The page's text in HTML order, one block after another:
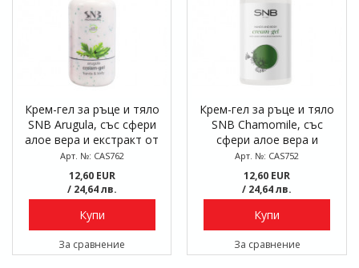
Крем-гел за ръце и тяло
SNB Arugula, със сфери
алое вера и екстракт от
рукола, 250 мл
Арт. №: CAS762
12,60 EUR
/ 24,64 лв.
Купи
За сравнение
Крем-гел за ръце и тяло
SNB Chamomile, със
сфери алое вера и
екстракт от лайка, 250
мл
Арт. №: CAS752
12,60 EUR
/ 24,64 лв.
Купи
За сравнение